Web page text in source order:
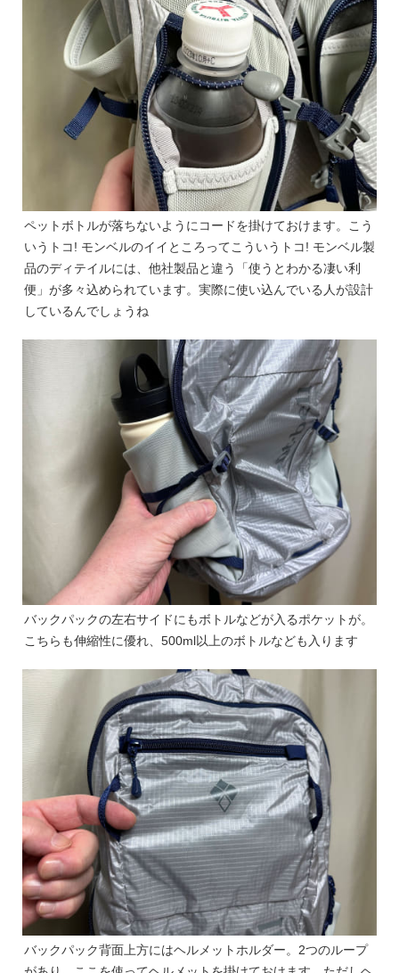
ペットボトルが落ちないようにコードを掛けておけます。こう
いうトコ! モンベルのイイところってこういうトコ! モンベル製
品のディテイルには、他社製品と違う「使うとわかる凄い利
便」が多々込められています。実際に使い込んでいる人が設計
しているんでしょうね
バックパックの左右サイドにもボトルなどが入るポケットが。
こちらも伸縮性に優れ、500ml以上のボトルなども入ります
バックパック背面上方にはヘルメットホルダー。2つのループ